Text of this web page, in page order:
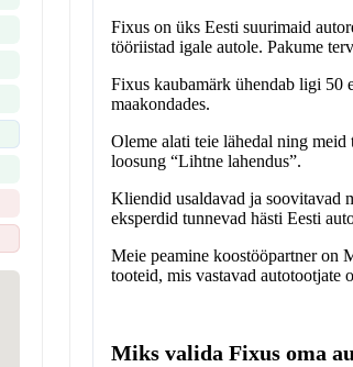
Fixus on üks Eesti suurimaid
tööriistad igale autole. Pakume
Fixus kaubamärk ühendab ligi 50
maakondades.
Oleme alati teie lähedal ning meid
loosung “Lihtne lahendus”.
Kliendid usaldavad ja soovitavad
eksperdid tunnevad hästi Eesti
Meie peamine koostööpartner on
tooteid, mis vastavad autotootjate
Miks valida Fixus oma